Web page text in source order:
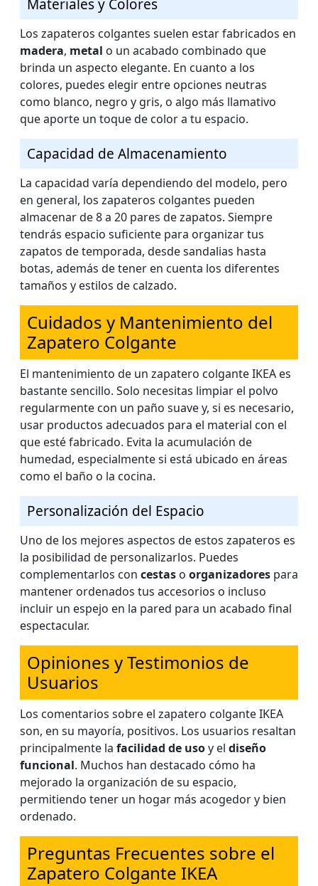
Materiales y Colores
Los zapateros colgantes suelen estar fabricados en
madera, metal o un acabado combinado que
brinda un aspecto elegante. En cuanto a los
colores, puedes elegir entre opciones neutras
como blanco, negro y gris, o algo más llamativo
que aporte un toque de color a tu espacio.
Capacidad de Almacenamiento
La capacidad varía dependiendo del modelo, pero
en general, los zapateros colgantes pueden
almacenar de 8 a 20 pares de zapatos. Siempre
tendrás espacio suficiente para organizar tus
zapatos de temporada, desde sandalias hasta
botas, además de tener en cuenta los diferentes
tamaños y estilos de calzado.
Cuidados y Mantenimiento del
Zapatero Colgante
El mantenimiento de un zapatero colgante IKEA es
bastante sencillo. Solo necesitas limpiar el polvo
regularmente con un paño suave y, si es necesario,
usar productos adecuados para el material con el
que esté fabricado. Evita la acumulación de
humedad, especialmente si está ubicado en áreas
como el baño o la cocina.
Personalización del Espacio
Uno de los mejores aspectos de estos zapateros es
la posibilidad de personalizarlos. Puedes
complementarlos con cestas o organizadores para
mantener ordenados tus accesorios o incluso
incluir un espejo en la pared para un acabado final
espectacular.
Opiniones y Testimonios de
Usuarios
Los comentarios sobre el zapatero colgante IKEA
son, en su mayoría, positivos. Los usuarios resaltan
principalmente la facilidad de usoy el diseño
funcional. Muchos han destacado cómo ha
mejorado la organización de su espacio,
permitiendo tener un hogar más acogedor y bien
ordenado.
Preguntas Frecuentes sobre el
Zapatero Colgante IKEA